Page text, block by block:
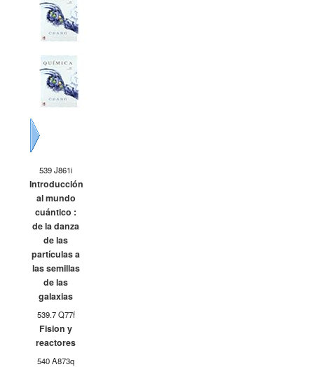
539 J861i
Introducción
al mundo
cuántico :
de la danza
de las
partículas a
las semillas
de las
galaxias
539.7 Q77f
Fision y
reactores
540 A873q